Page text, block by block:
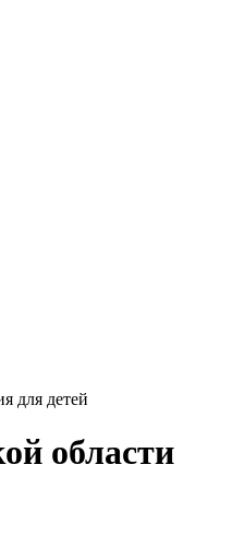
для детей
области